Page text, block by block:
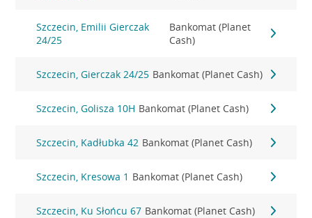
Szczecin, Emilii Gierczak
24/25
Bankomat (Planet
Cash)
Szczecin, Gierczak 24/25 Bankomat (Planet Cash)
Szczecin, Golisza 10H Bankomat (Planet Cash)
Szczecin, Kadłubka 42 Bankomat (Planet Cash)
Szczecin, Kresowa 1 Bankomat (Planet Cash)
Szczecin, Ku Słońcu 67 Bankomat (Planet Cash)